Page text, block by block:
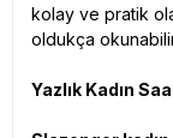
kolay ve pratik
oldukça
Yazlık Kadın